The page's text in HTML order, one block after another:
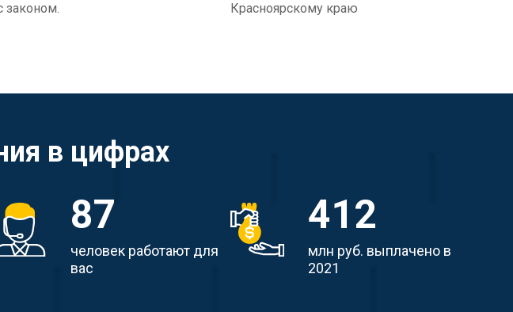
законом.
Красноярскому краю
в цифрах
87
человек работают для
вас
412
млн руб. выплачено в
2021